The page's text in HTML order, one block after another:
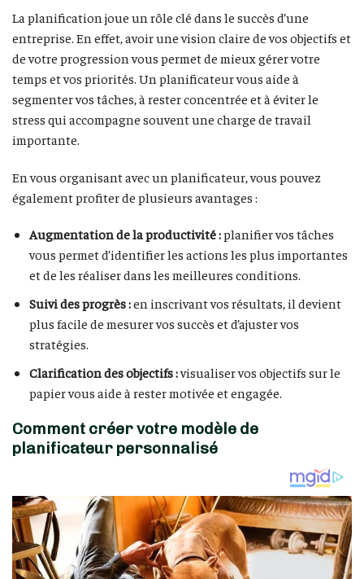
La planification joue un rôle clé dans le succès d’une
entreprise. En effet, avoir une vision claire de vos objectifs et
de votre progression vous permet de mieux gérer votre
temps et vos priorités. Un planificateur vous aide à
segmenter vos tâches, à rester concentrée et à éviter le
stress qui accompagne souvent une charge de travail
importante.
En vous organisant avec un planificateur, vous pouvez
également profiter de plusieurs avantages :
Augmentation de la productivité :planifier vos tâches
vous permet d’identifier les actions les plus importantes
et de les réaliser dans les meilleures conditions.
Suivi des progrès :en inscrivant vos résultats, il devient
plus facile de mesurer vos succès et d’ajuster vos
stratégies.
Clarification des objectifs :visualiser vos objectifs sur le
papier vous aide à rester motivée et engagée.
Comment créer votre modèle de
planificateur personnalisé